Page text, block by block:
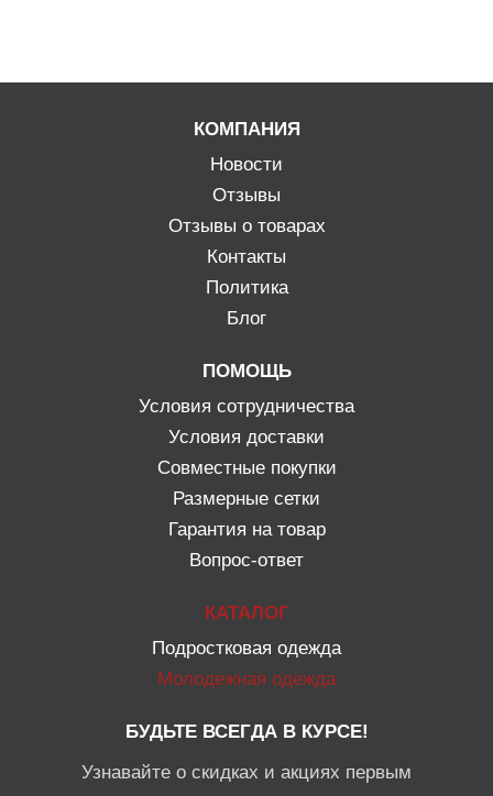
КОМПАНИЯ
Новости
Отзывы
Отзывы о товарах
Контакты
Политика
Блог
ПОМОЩЬ
Условия сотрудничества
Условия доставки
Совместные покупки
Размерные сетки
Гарантия на товар
Вопрос-ответ
КАТАЛОГ
Подростковая одежда
Молодежная одежда
БУДЬТЕ ВСЕГДА В КУРСЕ!
Узнавайте о скидках и акциях первым